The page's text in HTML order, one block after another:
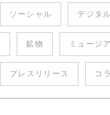
ソーシャル デジタ
鉱物 ミュージ
プレスリリース コ